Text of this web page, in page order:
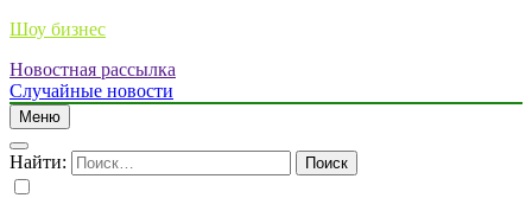
Шоу бизнес
Новостная рассылка
Случайные новости
Меню
Найти: